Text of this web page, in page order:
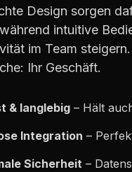
Design sorgen
intuitive
im Team
Ihr Geschäft.
& langlebig – Hält
Integration –
Sicherheit –